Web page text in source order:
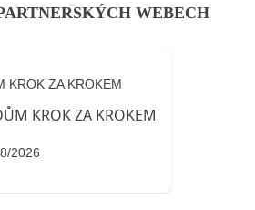
WEBECH
KROK ZA KROKEM
2026